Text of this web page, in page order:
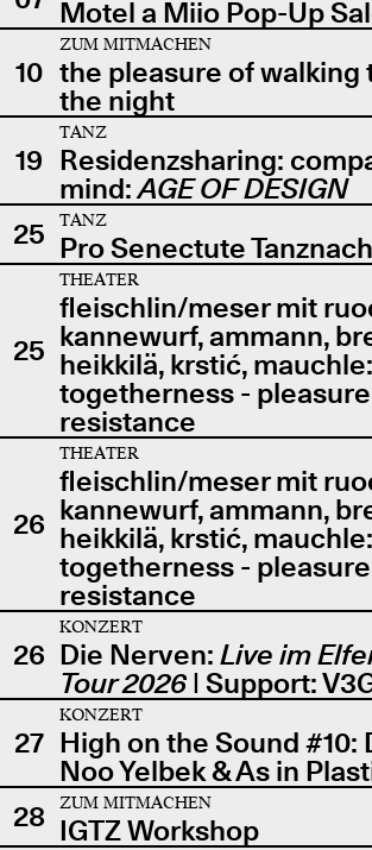
Motel a Miio Pop-Up
10
ZUM MITMACHEN
the pleasure of walking
the night
19
TANZ
Residenzsharing:
mind:AGE OF DESIGN
25
TANZ
Pro Senectute
25
THEATER
fleischlin/meser mit
kannewurf, ammann,
heikkilä, krstić, mauchle:
togetherness -
resistance
26
THEATER
fleischlin/meser mit
kannewurf, ammann,
heikkilä, krstić, mauchle:
togetherness -
resistance
26
KONZERT
Die Nerven: Live im
Tour 2026| Support:
27
KONZERT
High on the Sound #10:
Noo Yelbek & As in
28
ZUM MITMACHEN
IGTZ Workshop